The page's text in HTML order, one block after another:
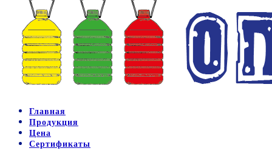
Главная
Продукция
Цена
Сертификаты